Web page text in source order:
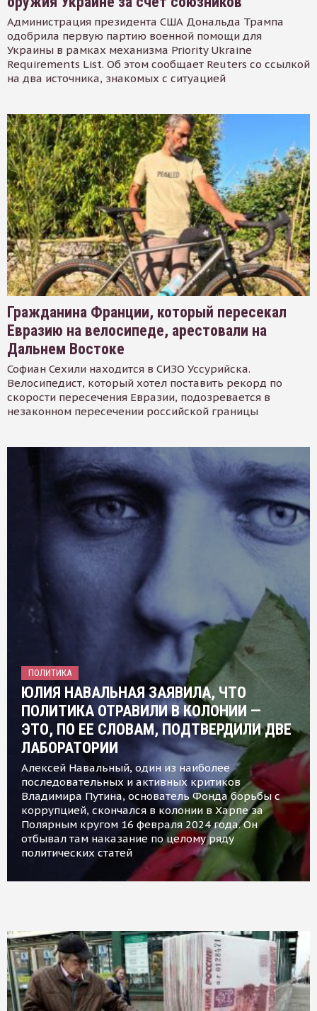
Администрация президента США Дональда Трампа
одобрила первую партию военной помощи для
Украины в рамках механизма Priority Ukraine
Requirements List. Об этом сообщает Reuters со ссылкой
на два источника, знакомых с ситуацией
Гражданина Франции, который пересекал
Евразию на велосипеде, арестовали на
Дальнем Востоке
Софиан Сехили находится в СИЗО Уссурийска.
Велосипедист, который хотел поставить рекорд по
скорости пересечения Евразии, подозревается в
незаконном пересечении российской границы
ПОЛИТИКА
ЮЛИЯ НАВАЛЬНАЯ ЗАЯВИЛА, ЧТО
ПОЛИТИКА ОТРАВИЛИ В КОЛОНИИ —
ЭТО, ПО ЕЕ СЛОВАМ, ПОДТВЕРДИЛИ ДВЕ
ЛАБОРАТОРИИ
Алексей Навальный, один из наиболее
последовательных и активных критиков
Владимира Путина, основатель Фонда борьбы с
коррупцией, скончался в колонии в Харпе за
Полярным кругом 16 февраля 2024 года. Он
отбывал там наказание по целому ряду
политических статей